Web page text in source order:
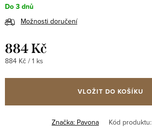
Do 3 dnů
Možnosti doručení
884 Kč
Měrná
884 Kč / 1 ks
VLOŽIT DO KOŠÍKU
Značka: Pavona Kód produktu: